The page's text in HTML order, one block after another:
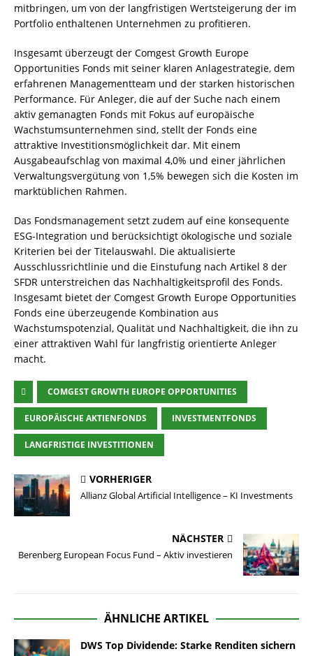
mitbringen, um von der langfristigen Wertsteigerung der im
Portfolio enthaltenen Unternehmen zu profitieren.
Insgesamt überzeugt der Comgest Growth Europe
Opportunities Fonds mit seiner klaren Anlagestrategie, dem
erfahrenen Managementteam und der starken historischen
Performance. Für Anleger, die auf der Suche nach einem
aktiv gemanagten Fonds mit Fokus auf europäische
Wachstumsunternehmen sind, stellt der Fonds eine
attraktive Investitionsmöglichkeit dar. Mit einem
Ausgabeaufschlag von maximal 4,0% und einer jährlichen
Verwaltungsvergütung von 1,5% bewegen sich die Kosten im
marktüblichen Rahmen.
Das Fondsmanagement setzt zudem auf eine konsequente
ESG-Integration und berücksichtigt ökologische und soziale
Kriterien bei der Titelauswahl. Die aktualisierte
Ausschlussrichtlinie und die Einstufung nach Artikel 8 der
SFDR unterstreichen das Nachhaltigkeitsprofil des Fonds.
Insgesamt bietet der Comgest Growth Europe Opportunities
Fonds eine überzeugende Kombination aus
Wachstumspotenzial, Qualität und Nachhaltigkeit, die ihn zu
einer attraktiven Wahl für langfristig orientierte Anleger
macht.
COMGEST GROWTH EUROPE OPPORTUNITIES
EUROPÄISCHE AKTIENFONDS INVESTMENTFONDS
LANGFRISTIGE INVESTITIONEN
VORHERIGER
Allianz Global Artificial Intelligence – KI Investments
NÄCHSTER
Berenberg European Focus Fund – Aktiv investieren
ÄHNLICHE ARTIKEL
DWS Top Dividende: Starke Renditen sichern